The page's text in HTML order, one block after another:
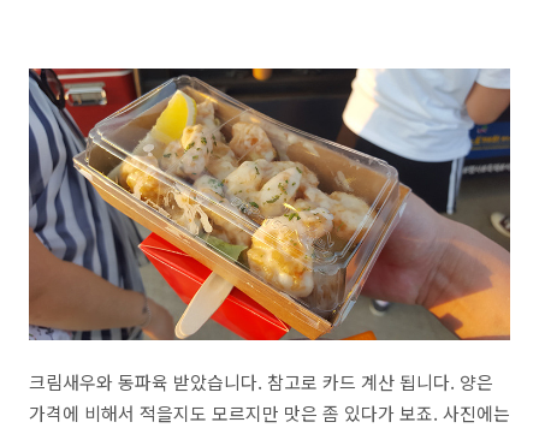
크림새우와 동파육 받았습니다. 참고로 카드 계산 됩니다. 양은
가격에 비해서 적을지도 모르지만 맛은 좀 있다가 보죠. 사진에는